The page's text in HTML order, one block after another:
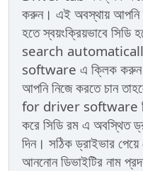
করুন। এই অবস্থায় আপনি
হতে স্বয়ংক্রিয়ভাবে সিডি
search
software এ ক্লিক
আপনি নিজে করতে চান
for driver software
করে সিডি রম এ অবস্থিত
দিন। সঠিক ড্রাইভার
আননোন ডিভাইটির নাম